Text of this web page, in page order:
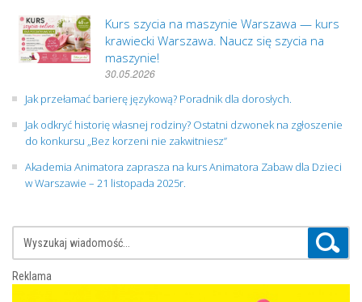
Kurs szycia na maszynie Warszawa — kurs
krawiecki Warszawa. Naucz się szycia na
maszynie!
30.05.2026
Jak przełamać barierę językową? Poradnik dla dorosłych.
Jak odkryć historię własnej rodziny? Ostatni dzwonek na zgłoszenie
do konkursu „Bez korzeni nie zakwitniesz”
Akademia Animatora zaprasza na kurs Animatora Zabaw dla Dzieci
w Warszawie – 21 listopada 2025r.
Reklama